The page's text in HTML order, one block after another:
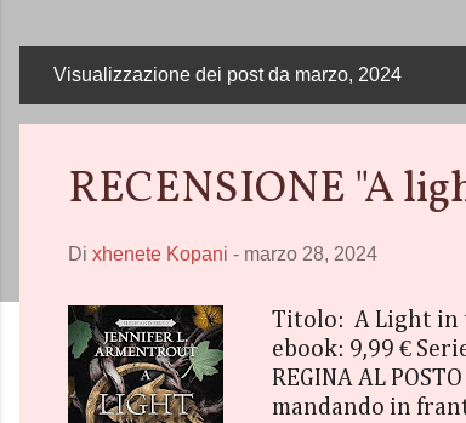
o
Visualizzazione dei post da marzo, 2024
RECENSIONE "A
Di xhenete Kopani - marzo 28, 2024
Titolo: A Light in
ebook: 9,99 €
REGINA AL
mandando in